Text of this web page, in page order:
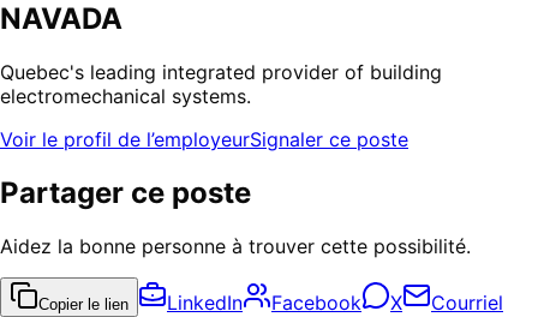
NAVADA
Quebec's leading integrated provider of building
electromechanical systems.
Voir le profil de l’employeurSignaler ce poste
Partager ce poste
Aidez la bonne personne à trouver cette possibilité.
Copier le lien LinkedIn Facebook X Courriel